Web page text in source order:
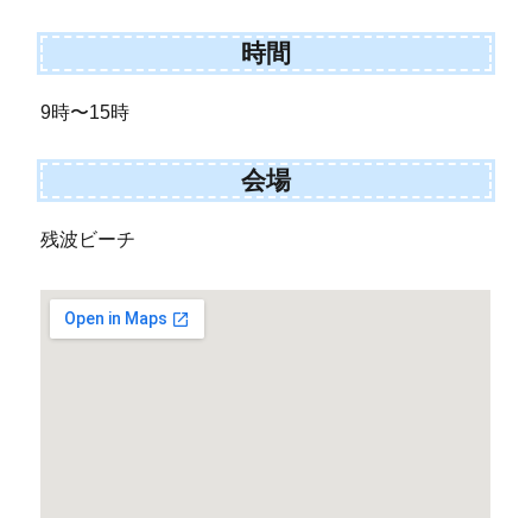
時間
9時〜15時
会場
残波ビーチ